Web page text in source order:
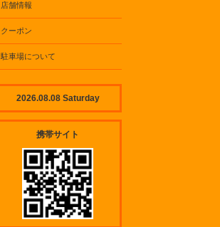
店舗情報
クーポン
駐車場について
2026.08.08 Saturday
携帯サイト